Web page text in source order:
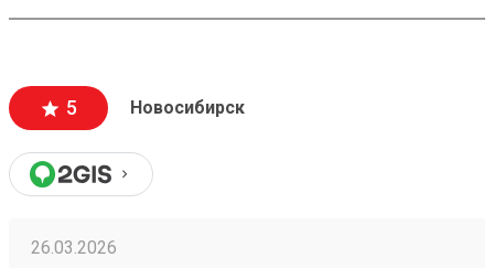
5 Новосибирск
26.03.2026